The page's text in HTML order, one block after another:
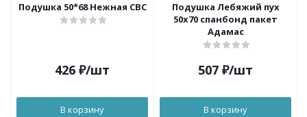
Подушка 50*68 Нежная СВС
426 ₽/шт
В корзину
Подушка Лебяжий пух
50х70 спанбонд пакет
Адамас
507 ₽/шт
В корзину